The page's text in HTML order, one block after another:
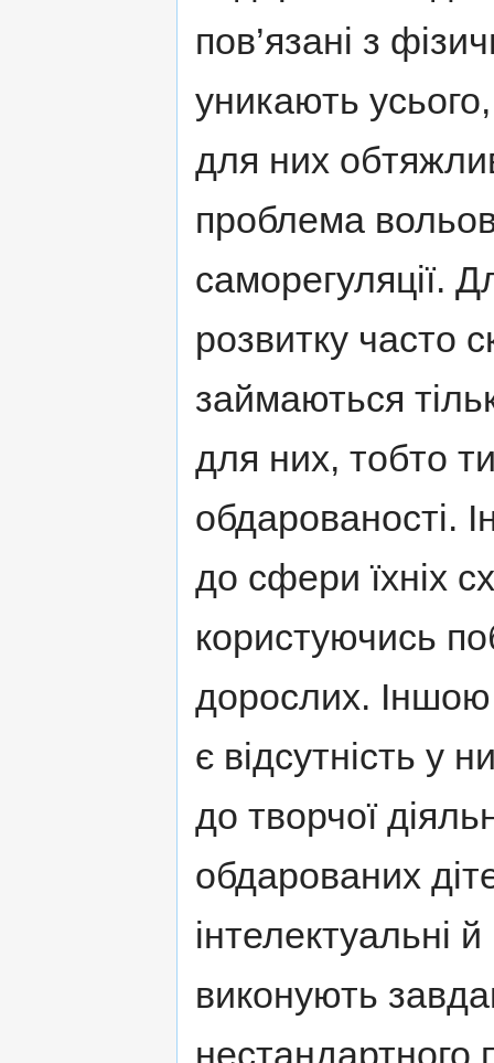
пов’язані з
уникають
для них
проблема
саморегуляції.
розвитку часто
займаються
для них, тобто
обдарованості.
до сфери їхніх
користуючись
дорослих.
є відсутність у
до творчої
обдарованих
інтелектуальні
виконують
нестандартного